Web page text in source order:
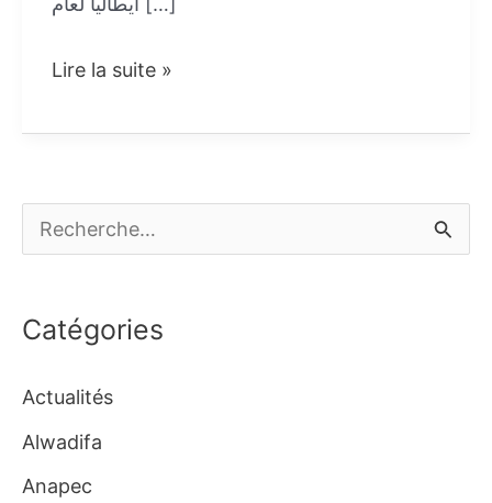
e
h
h
Catégories
Actualités
Alwadifa
Anapec
التسجيل
العمل
ايطاليا
2025
Lire la suite »